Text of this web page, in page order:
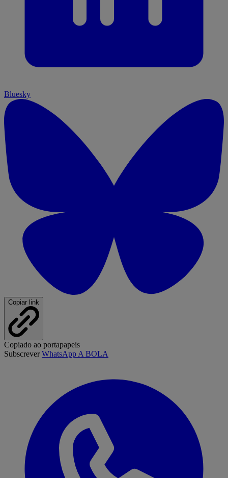
Bluesky
Copiar link
Copiado ao portapapeis
SubscreverWhatsApp A BOLA